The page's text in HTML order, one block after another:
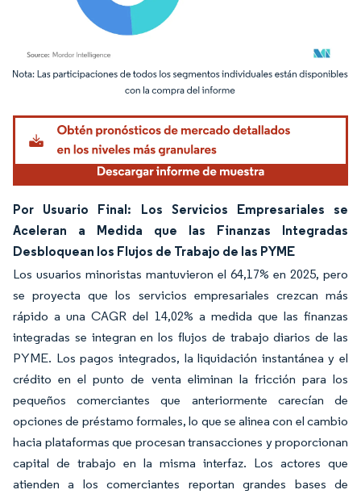
Imagen © Mordor Intelligence. El uso requiere atribución según CC BY 4.0.
Por Usuario Final: Los Servicios Empresariales se
Aceleran a Medida que las Finanzas Integradas
Desbloquean los Flujos de Trabajo de las PYME
Los usuarios minoristas mantuvieron el 64,17% en 2025, pero
se proyecta que los servicios empresariales crezcan más
rápido a una CAGR del 14,02% a medida que las finanzas
integradas se integran en los flujos de trabajo diarios de las
PYME. Los pagos integrados, la liquidación instantánea y el
crédito en el punto de venta eliminan la fricción para los
pequeños comerciantes que anteriormente carecían de
opciones de préstamo formales, lo que se alinea con el cambio
hacia plataformas que procesan transacciones y proporcionan
capital de trabajo en la misma interfaz. Los actores que
atienden a los comerciantes reportan grandes bases de